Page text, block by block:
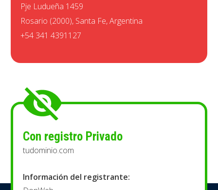
Pje Ludueña 1459
Rosario (2000), Santa Fe, Argentina
+54 341 4391127
Con registro Privado
tudominio.com
Información del registrante: